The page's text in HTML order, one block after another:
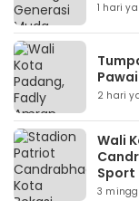
1 hari
2 hari
Wali
Sport
3